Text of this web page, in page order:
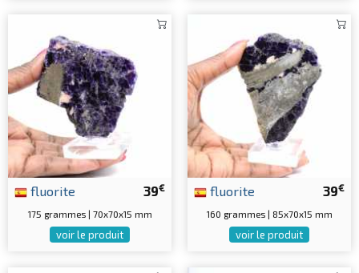
39€
fluorite
175 grammes | 70x70x15 mm
voir le produit
39€
fluorite
160 grammes | 85x70x15 mm
voir le produit